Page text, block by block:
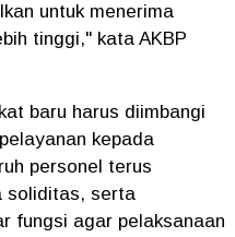
untuk menerima
tinggi," kata AKBP
baru harus diimbangi
kepada
personel terus
soliditas, serta
fungsi agar pelaksanaan